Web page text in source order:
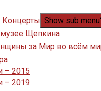
Концерты Show sub menu
Щепкина
за Мир во всём
– 2015
– 2019